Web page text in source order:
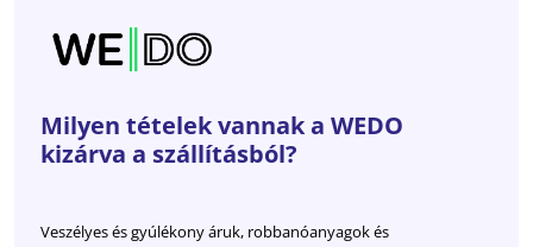
Milyen tételek vannak a WEDO
kizárva a szállításból?
Veszélyes és gyúlékony áruk, robbanóanyagok és